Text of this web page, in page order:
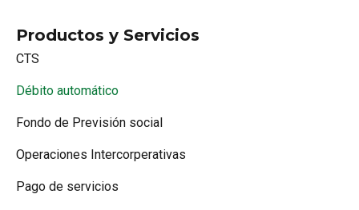
Productos y Servicios
CTS
Débito automático
Fondo de Previsión social
Operaciones Intercorperativas
Pago de servicios